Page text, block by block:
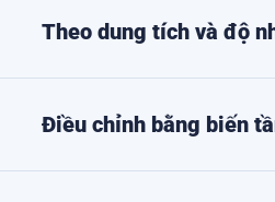
Theo dung tích và độ
Điều chỉnh bằng biến